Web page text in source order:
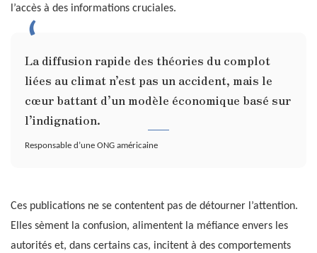
l’accès à des informations cruciales.
La diffusion rapide des théories du complot
liées au climat n’est pas un accident, mais le
cœur battant d’un modèle économique basé sur
l’indignation.
Responsable d’une ONG américaine
Ces publications ne se contentent pas de détourner l’attention.
Elles sèment la confusion, alimentent la méfiance envers les
autorités et, dans certains cas, incitent à des comportements